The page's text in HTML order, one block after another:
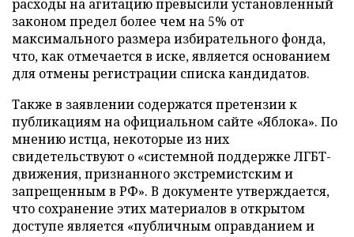
расходы на агитацию превысили установленный
законом предел более чем на 5% от
максимального размера избирательного фонда,
что, как отмечается в иске, является основанием
для отмены регистрации списка кандидатов.
Также в заявлении содержатся претензии к
публикациям на официальном сайте «Яблока». По
мнению истца, некоторые из них
свидетельствуют о «системной поддержке ЛГБТ-
движения, признанного экстремистским и
запрещенным в РФ». В документе утверждается,
что сохранение этих материалов в открытом
доступе является «публичным оправданием и